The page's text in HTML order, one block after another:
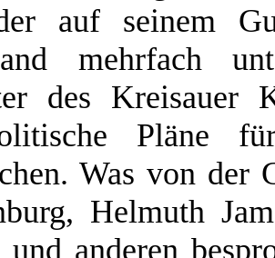
auf seinem
mehrfach
des Kreisauer
Pläne
Was von der
Helmuth
und anderen